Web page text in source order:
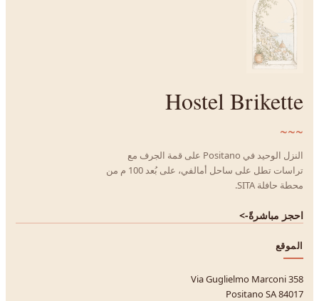
Hostel Brikette
~~~
النزل الوحيد في Positano على قمة الجرف مع
تراسات تطل على ساحل أمالفي، على بُعد 100 م من
محطة حافلة SITA.
احجز مباشرةً->
الموقع
Via Guglielmo Marconi 358
84017 Positano SA